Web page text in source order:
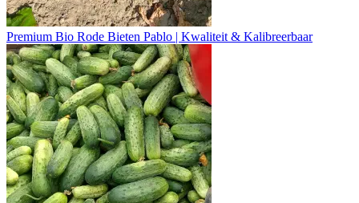
Premium Bio Rode Bieten Pablo | Kwaliteit & Kalibreerbaar